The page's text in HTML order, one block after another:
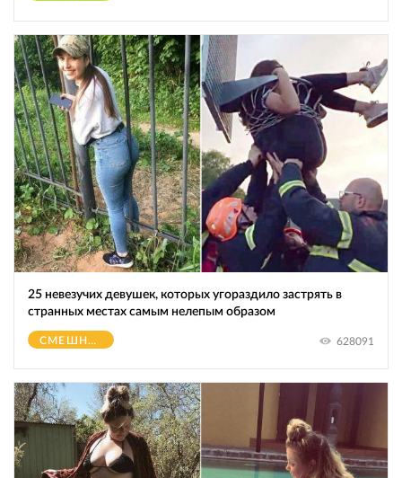
25 невезучих девушек, которых угораздило застрять в
странных местах самым нелепым образом
СМЕШНОЕ 628091